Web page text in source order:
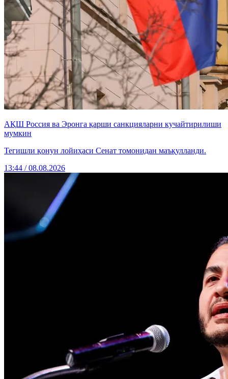
АҚШ Россия ва Эронга қарши санкцияларни кучайтирилиши
мумкин
Тегишли қонун лойиҳаси Сенат томонидан маъқулланди.
13:44 / 08.08.2026